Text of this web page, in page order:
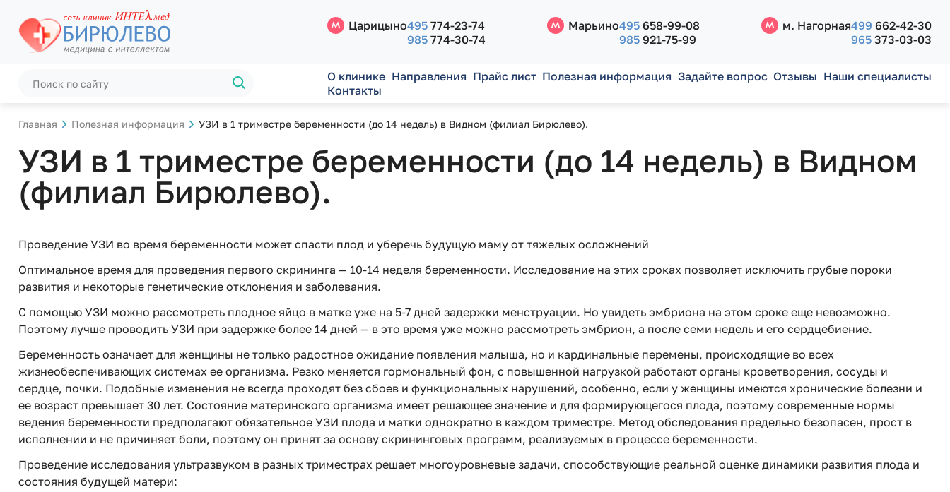
Царицыно495 774-23-74
985 774-30-74
Марьино495 658-99-08
985 921-75-99
м. Нагорная499 662-42-30
965373-03-03
О клинике Направления Прайс лист Полезная информация Задайте вопрос Отзывы Наши специалисты
Контакты
Главная Полезная информация УЗИ в 1 триместре беременности (до 14 недель) в Видном (филиал Бирюлево).
УЗИ в 1 триместре беременности (до 14 недель) в Видном
(филиал Бирюлево).
Проведение УЗИ во время беременности может спасти плод и уберечь будущую маму от тяжелых осложнений
Оптимальное время для проведения первого скрининга — 10-14 неделя беременности. Исследование на этих сроках позволяет исключить грубые пороки
развития и некоторые генетические отклонения и заболевания.
С помощью УЗИ можно рассмотреть плодное яйцо в матке уже на 5-7 дней задержки менструации. Но увидеть эмбриона на этом сроке еще невозможно.
Поэтому лучше проводить УЗИ при задержке более 14 дней — в это время уже можно рассмотреть эмбрион, а после семи недель и его сердцебиение.
Беременность означает для женщины не только радостное ожидание появления малыша, но и кардинальные перемены, происходящие во всех
жизнеобеспечивающих системах ее организма. Резко меняется гормональный фон, с повышенной нагрузкой работают органы кроветворения, сосуды и
сердце, почки. Подобные изменения не всегда проходят без сбоев и функциональных нарушений, особенно, если у женщины имеются хронические болезни и
ее возраст превышает 30 лет. Состояние материнского организма имеет решающее значение и для формирующегося плода, поэтому современные нормы
ведения беременности предполагают обязательное УЗИ плода и матки однократно в каждом триместре. Метод обследования предельно безопасен, прост в
исполнении и не причиняет боли, поэтому он принят за основу скрининговых программ, реализуемых в процессе беременности.
Проведение исследования ультразвуком в разных триместрах решает многоуровневые задачи, способствующие реальной оценке динамики развития плода и
состояния будущей матери: